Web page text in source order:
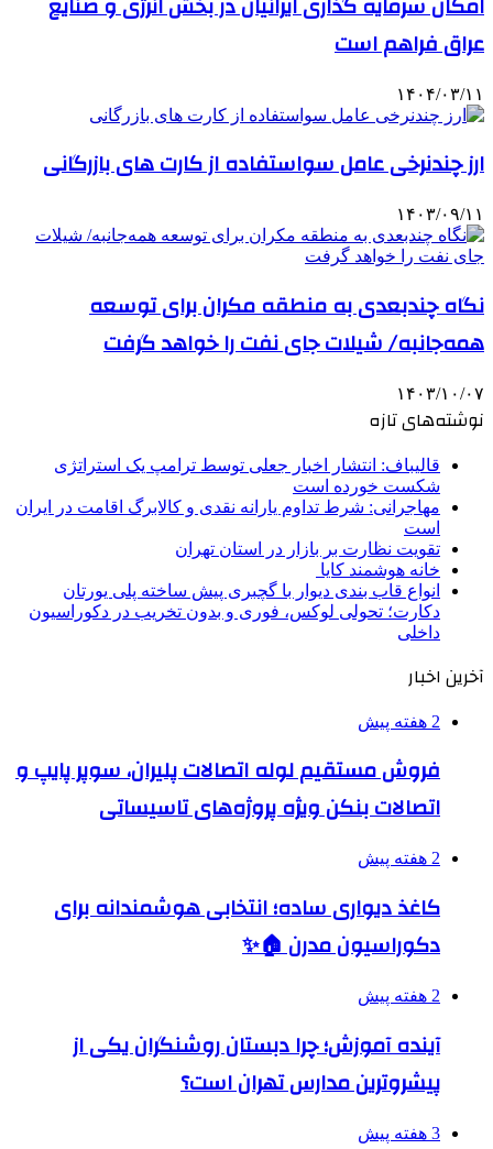
عراق فراهم است
۱۴۰۴/۰۳/۱۱
ارز چندنرخی عامل سواستفاده از کارت های بازرگانی
۱۴۰۳/۰۹/۱۱
نگاه چندبعدی به منطقه مکران برای توسعه
همه‌جانبه/ شیلات جای نفت را خواهد گرفت
۱۴۰۳/۱۰/۰۷
نوشته‌های تازه
قالیباف: انتشار اخبار جعلی توسط ترامپ یک استراتژی
شکست خورده است
مهاجرانی: شرط تداوم یارانه نقدی و کالابرگ اقامت در ایران
است
تقویت نظارت بر بازار در استان تهران
خانه هوشمند کایا
انواع قاب بندی دیوار با گچبری پیش ساخته پلی یورتان
دکارت؛ تحولی لوکس، فوری و بدون تخریب در دکوراسیون
داخلی
آخرین اخبار
2 هفته پیش
فروش مستقیم لوله اتصالات پلیران، سوپر پایپ و
اتصالات بنکن ویژه پروژه‌های تاسیساتی
2 هفته پیش
کاغذ دیواری ساده؛ انتخابی هوشمندانه برای
دکوراسیون مدرن 🏠✨
2 هفته پیش
آینده آموزش؛ چرا دبستان روشنگران یکی از
پیشروترین مدارس تهران است؟
3 هفته پیش